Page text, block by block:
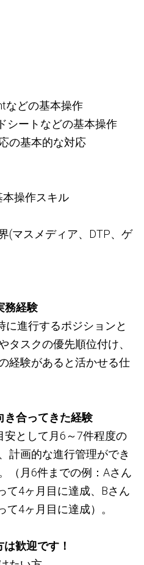
などの基本操作
シートなどの基本操作
の基本的な対応
本操作スキル
(マスメディア、DTP、ゲ
務経験
進行するポジションと
タスクの優先順位付け、
経験があると活かせる仕
き合ってきた経験
として月6～7件程度の
計画的な進行管理ができ
（月6件までの例：Aさん
て4ヶ月目に達成、Bさん
4ヶ月目に達成）。
歓迎です！